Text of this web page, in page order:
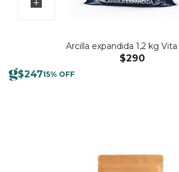
Arcilla expandida 1,2 kg
$290
$24715% OFF